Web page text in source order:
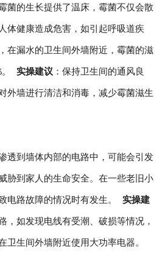
菌的生长提供了温床，霉菌不仅会散
体健康造成危害，如引起呼吸道疾
在漏水的卫生间外墙附近，霉菌的滋
。 实操建议：保持卫生间的通风良
外墙进行清洁和消毒，减少霉菌滋生
透到墙体内部的电路中，可能会引发
胁到家人的生命安全。在一些老旧小
电路故障的情况时有发生。 实操建
，如发现电线有受潮、破损等情况，
卫生间外墙附近使用大功率电器。